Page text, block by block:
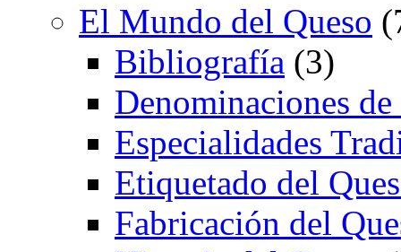
El Mundo del Queso
Bibliografía (3)
Denominaciones
Especialidades
Etiquetado del
Fabricación del